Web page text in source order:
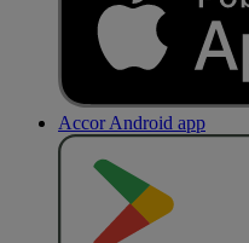
Accor Android app